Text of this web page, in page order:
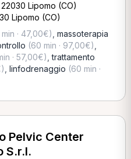
Lipomo (CO)
Lipomo (CO)
· 47,00€) massoterapia
(60 min · 97,00€)
· 57,00€) ,trattamento
linfodrenaggio (60 min ·
Pelvic Center
S.r.l.